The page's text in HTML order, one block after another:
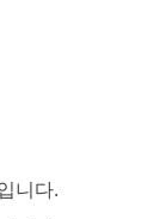
니다.